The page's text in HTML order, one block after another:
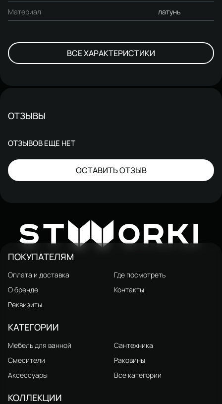
Материал латунь
ВСЕ ХАРАКТЕРИСТИКИ
ОТЗЫВЫ
ОТЗЫВОВ ЕЩЕ НЕТ
ОСТАВИТЬ ОТЗЫВ
STW ORKI
ПОКУПАТЕЛЯМ
Оплата и доставка
Где посмотреть
О бренде
Контакты
Реквизиты
КАТЕГОРИИ
Мебель для ванной
Сантехника
Смесители
Раковины
Аксессуары
Все категории
КОЛЛЕКЦИИ